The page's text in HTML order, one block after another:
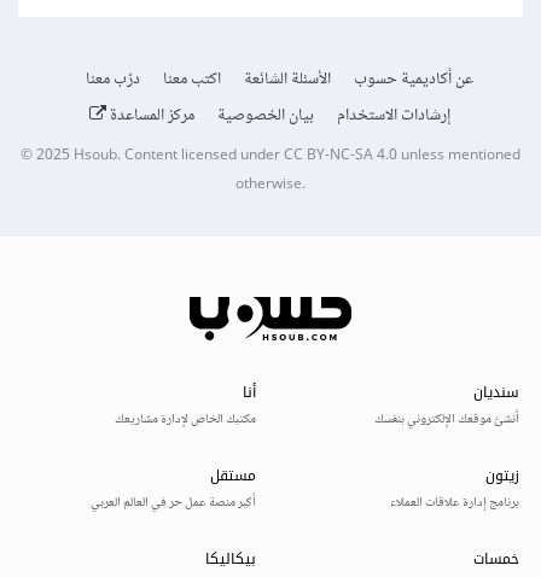
عن أكاديمية حسوب الأسئلة الشائعة اكتب معنا
درّب معنا
إرشادات الاستخدام
بيان الخصوصية مركز المساعدة
© 2025Hsoub.Content licensed underCC BY-NC-SA 4.0unless mentioned
otherwise.